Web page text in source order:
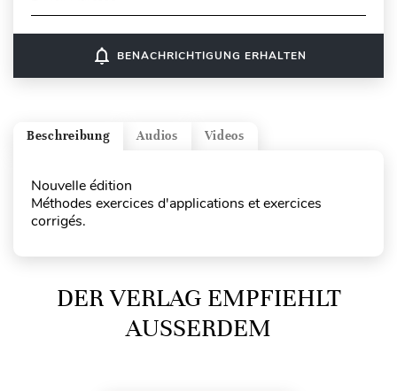
notifications_none BENACHRICHTIGUNG ERHALTEN
Videos
Audios
Beschreibung
Nouvelle édition
Méthodes exercices d'applications et exercices
corrigés.
DER VERLAG EMPFIEHLT
AUSSERDEM